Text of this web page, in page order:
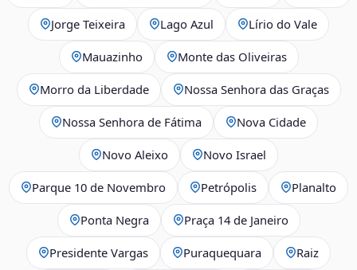
Jorge Teixeira Lago Azul Lírio do Vale
Mauazinho Monte das Oliveiras
Morro da Liberdade Nossa Senhora das Graças
Nossa Senhora de Fátima Nova Cidade
Novo Aleixo Novo Israel
Parque 10 de Novembro Petrópolis Planalto
Ponta Negra Praça 14 de Janeiro
Presidente Vargas Puraquequara Raiz